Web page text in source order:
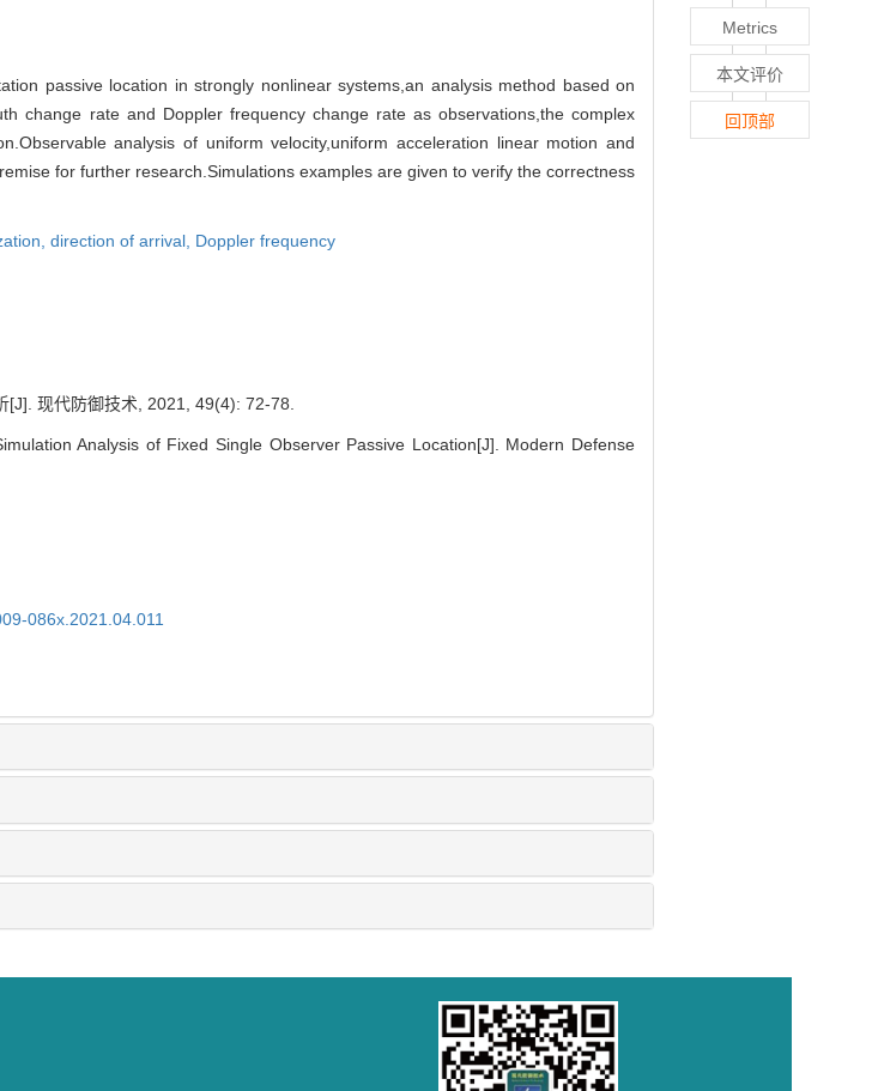
passive location in strongly nonlinear systems,an analysis method based on
change rate and Doppler frequency change rate as observations,the complex
analysis of uniform velocity,uniform acceleration linear motion and
for further research.Simulations examples are given to verify the correctness
direction of arrival, Doppler frequency
现代防御技术, 2021, 49(4): 72-78.
Analysis of Fixed Single Observer Passive Location[J]. Modern Defense
086x.2021.04.011
Metrics
本文评价
回顶部